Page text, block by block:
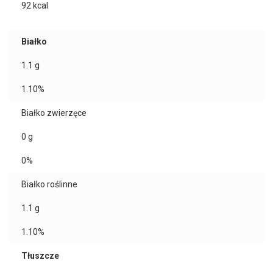
92 kcal
Białko
1.1 g
1.10%
Białko zwierzęce
0 g
0%
Białko roślinne
1.1 g
1.10%
Tłuszcze